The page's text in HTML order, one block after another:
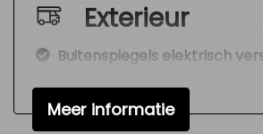
Exterieur
Buitenspiegels elektrisch
Buitenspiegels verwarmbaar
Centrale vergrendeling
Meer informatie